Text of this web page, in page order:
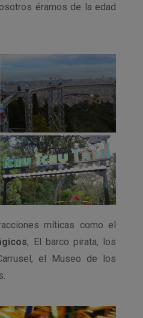
éramos de la edad
míticas como el
, El barco pirata, los
el Museo de los